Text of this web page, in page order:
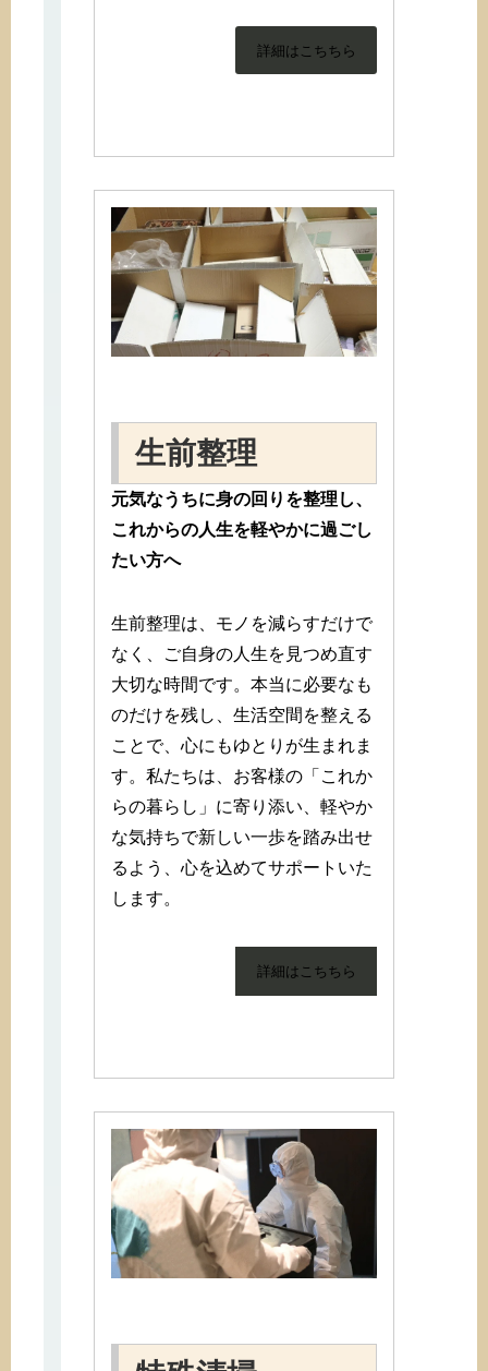
詳細はこちちら
生前整理
元気なうちに身の回りを整理し、
これからの人生を軽やかに過ごし
たい方へ
生前整理は、モノを減らすだけで
なく、ご自身の人生を見つめ直す
大切な時間です。本当に必要なも
のだけを残し、生活空間を整える
ことで、心にもゆとりが生まれま
す。私たちは、お客様の「これか
らの暮らし」に寄り添い、軽やか
な気持ちで新しい一歩を踏み出せ
るよう、心を込めてサポートいた
します。
詳細はこちちら